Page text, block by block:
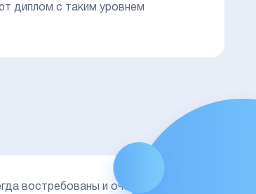
диплом с таким уровнем
востребованы и очень ценятся